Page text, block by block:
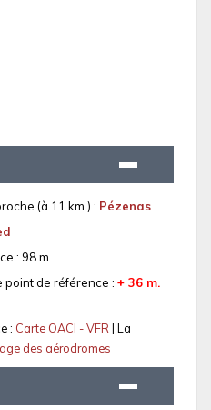
(à 11 km.) : Pézenas
: 98 m.
point de référence : + 36 m.
: Carte OACI - VFR| La
des aérodromes